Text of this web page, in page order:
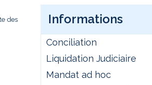
des
Informations
Conciliation
Liquidation Judiciaire
Mandat ad hoc